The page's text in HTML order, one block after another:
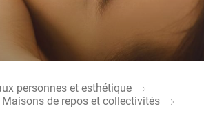
personnes et esthétique
Maisons de repos et collectivités